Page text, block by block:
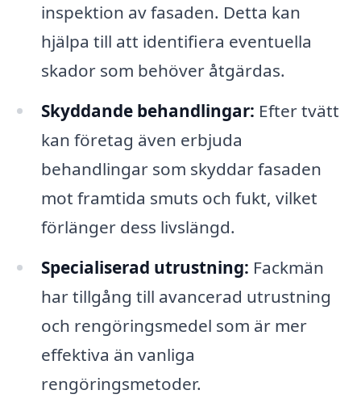
inspektion av fasaden. Detta kan
hjälpa till att identifiera eventuella
skador som behöver åtgärdas.
Skyddande behandlingar: Efter tvätt
kan företag även erbjuda
behandlingar som skyddar fasaden
mot framtida smuts och fukt, vilket
förlänger dess livslängd.
Specialiserad utrustning: Fackmän
har tillgång till avancerad utrustning
och rengöringsmedel som är mer
effektiva än vanliga
rengöringsmetoder.